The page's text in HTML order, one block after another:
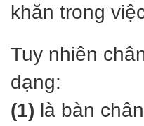
khăn trong
Tuy nhiên
dạng:
(1) là bàn